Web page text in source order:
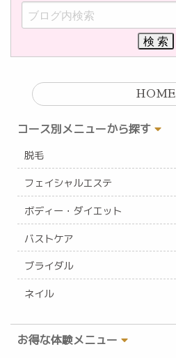
HOME
コース別メニューから探す
脱毛
フェイシャルエステ
ボディー・ダイエット
バストケア
ブライダル
ネイル
お得な体験メニュー